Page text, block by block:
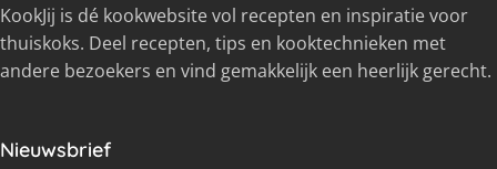
KookJij is dé kookwebsite vol recepten en inspiratie voor
thuiskoks. Deel recepten, tips en kooktechnieken met
andere bezoekers en vind gemakkelijk een heerlijk gerecht.
Nieuwsbrief